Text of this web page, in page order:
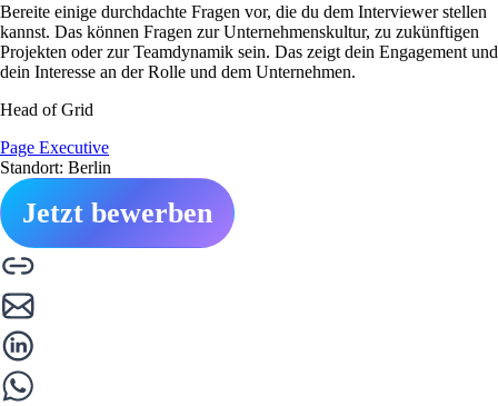
Bereite einige durchdachte Fragen vor, die du dem Interviewer stellen
kannst. Das können Fragen zur Unternehmenskultur, zu zukünftigen
Projekten oder zur Teamdynamik sein. Das zeigt dein Engagement und
dein Interesse an der Rolle und dem Unternehmen.
Head of Grid
Page Executive
Standort: Berlin
Jetzt bewerben